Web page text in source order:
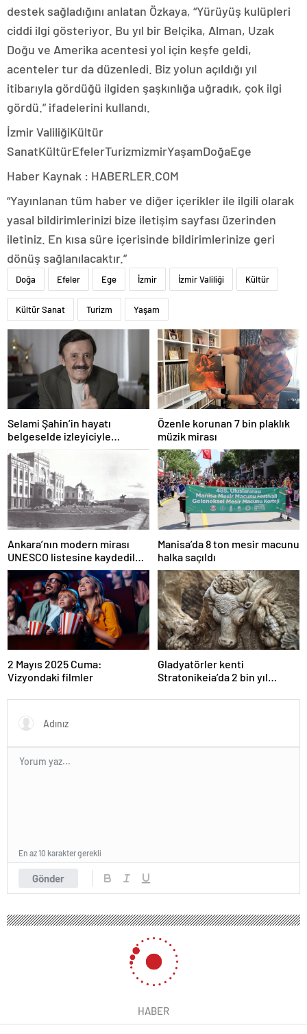
destek sağladığını anlatan Özkaya, “Yürüyüş kulüpleri
ciddi ilgi gösteriyor. Bu yıl bir Belçika, Alman, Uzak
Doğu ve Amerika acentesi yol için keşfe geldi,
acenteler tur da düzenledi. Biz yolun açıldığı yıl
itibarıyla gördüğü ilgiden şaşkınlığa uğradık, çok ilgi
gördü.” ifadelerini kullandı.
İzmir ValiliğiKültür
SanatKültürEfelerTurizmizmirYaşamDoğaEge
Haber Kaynak : HABERLER.COM
“Yayınlanan tüm haber ve diğer içerikler ile ilgili olarak
yasal bildirimlerinizi bize iletişim sayfası üzerinden
iletiniz. En kısa süre içerisinde bildirimlerinize geri
dönüş sağlanılacaktır.”
Doğa Efeler Ege İzmir İzmir Valiliği Kültür
Kültür Sanat Turizm Yaşam
Selami Şahin’in hayatı
belgeselde izleyiciyle
buluşacak
Özenle korunan 7 bin plaklık
müzik mirası
Ankara’nın modern mirası
UNESCO listesine kaydedildi;
Türkiye’nin listedeki varlık
sayısı 80 oldu
Manisa’da 8 ton mesir macunu
halka saçıldı
2 Mayıs 2025 Cuma:
Vizyondaki filmler
Gladyatörler kenti
Stratonikeia’da 2 bin yıl
bulundu
Gönder
En az 10 karakter gerekli
HABER